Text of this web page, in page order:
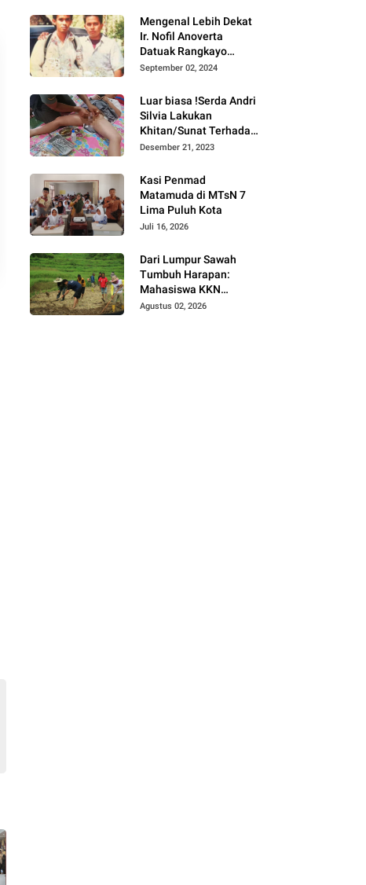
Mengenal Lebih Dekat
Ir. Nofil Anoverta
Datuak Rangkayo
Batuah Cawako
September 02, 2024
Luar biasa !Serda Andri
Silvia Lakukan
Khitan/Sunat Terhadap
Anak Warga Binaannya
Desember 21, 2023
Kasi Penmad
Matamuda di MTsN 7
Lima Puluh Kota
Juli 16, 2026
Dari Lumpur Sawah
Tumbuh Harapan:
Mahasiswa KKN
Universitas Andalas
Agustus 02, 2026